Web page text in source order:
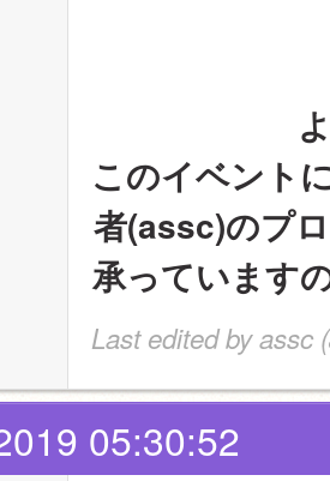
このイベント
者(assc)のプ
承っています
Last edited by assc
05:30:52